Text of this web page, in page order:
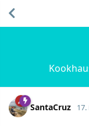
SantaCruz